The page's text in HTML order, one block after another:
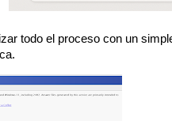
todo el proceso con un